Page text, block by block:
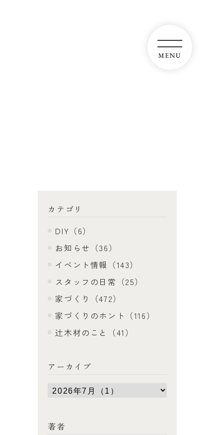
カテゴリ
DIY（6）
お知らせ（36）
イベント情報（143）
スタッフの日常（25）
家づくり（472）
家づくりのホント（116）
辻木材のこと（41）
アーカイブ
著者